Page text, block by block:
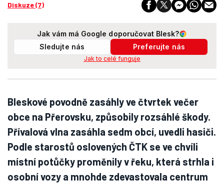
Diskuze (7)
Jak vám má Google doporučovat Blesk?
Sledujte nás
Preferujte nás
Jak to celé funguje
Bleskové povodně zasáhly ve čtvrtek večer
obce na Přerovsku, způsobily rozsáhlé škody.
Přívalová vlna zasáhla sedm obcí, uvedli hasiči.
Podle starostů oslovených ČTK se ve chvíli
místní potůčky proměnily v řeku, která strhla i
osobní vozy a mnohde zdevastovala centrum